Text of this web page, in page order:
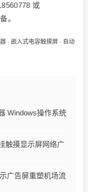
或
。
· 嵌入式电容触摸屏 · 自动
Windows操作系统
触摸显示屏网络广
广告屏重塑机场流